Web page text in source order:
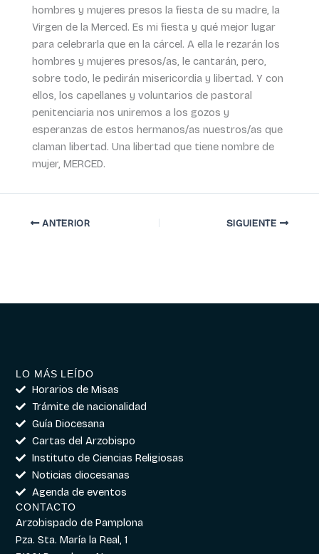
hombres y mujeres presos la fiesta de su madre, la
Virgen de la Merced. Es mi fiesta y qué mejor lugar
para celebrarla que en la cárcel. A ella le rezarán los
hombres y mujeres presos/as, le cantarán, pero,
sobre todo, le pedirán misericordia y libertad. Y con
ellos, los capellanes y voluntarios de pastoral
penitenciaria nos uniremos a los gozos y
esperanzas de estos hermanos/as nuestros/as que
claman libertad. Una libertad que tiene nombre de
mujer, MERCED.
ANTERIOR SIGUIENTE
LO MÁS LEÍDO
Horarios de Misas
Trámite de nacionalidad
Guía Diocesana
Cartas del Arzobispo
Instituto de Ciencias Religiosas
Noticias diocesanas
Agenda de eventos
CONTACTO
Arzobispado de Pamplona
Pza. Sta. María la Real, 1